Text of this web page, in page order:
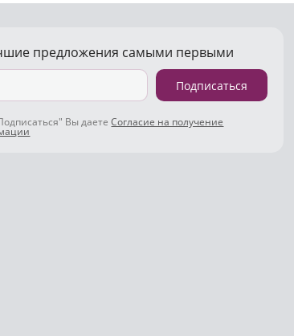
предложения самыми первыми
Подписаться
Вы даетеСогласие на получение